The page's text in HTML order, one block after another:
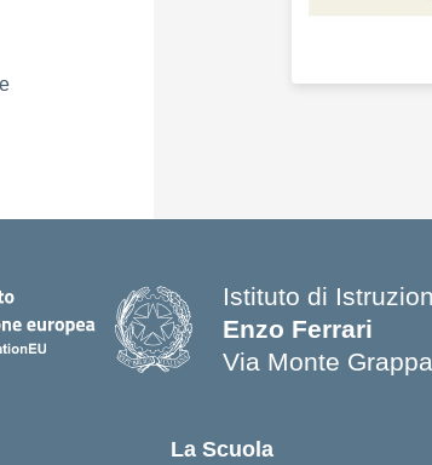
Istituto di
Enzo Ferrari
Via Monte
La Scuola